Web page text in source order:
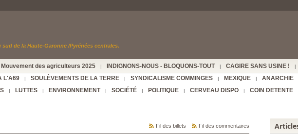
de la Haute-Garonne /Pyrénées centrales.
Mouvement des agriculteurs 2025 | INDIGNONS-NOUS - BLOQUONS-TOUT | CAGIRE SANS USINE ! |
L'A69 | SOULÈVEMENTS DE LA TERRE | SYNDICALISME COMMINGES | MEXIQUE | ANARCHIE
| LUTTES | ENVIRONNEMENT | SOCIÉTÉ | POLITIQUE | CERVEAU DISPO | COIN DETENTE
Fil des billets Fil des commentaires